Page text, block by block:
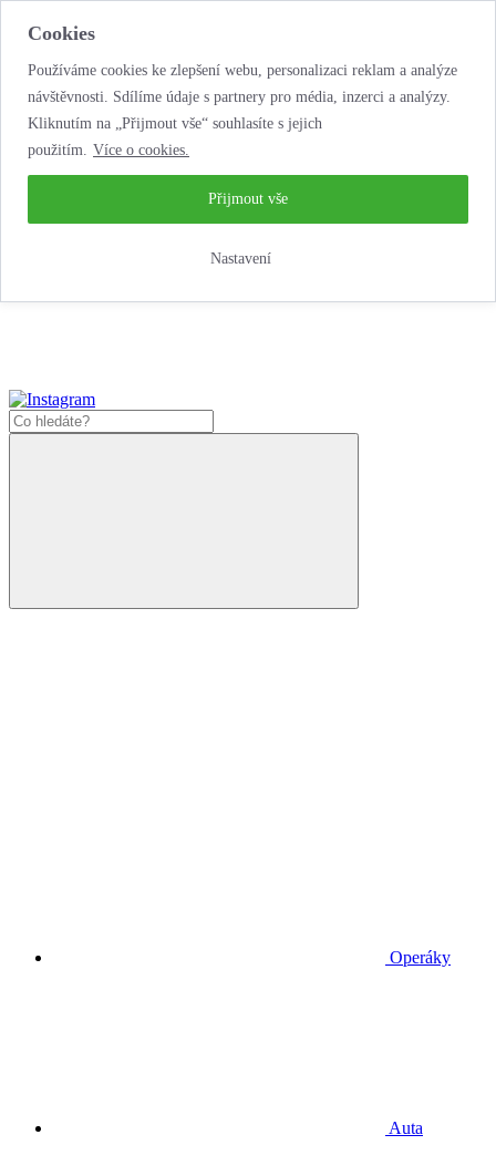
Cookies
Používáme cookies ke zlepšení webu, personalizaci reklam a analýze
návštěvnosti. Sdílíme údaje s partnery pro média, inzerci a analýzy.
Kliknutím na „Přijmout vše“ souhlasíte s jejich
použitím. Více o cookies.
Nastavení
Přijmout vše
…neobyčejná půjčovna motorek!
Operáky
Auta